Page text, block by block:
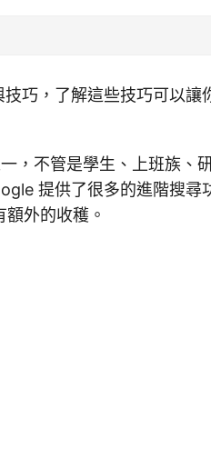
巧，了解這些技巧可以讓
，不管是學生、上班族、
提供了很多的進階搜尋
外的收穫。